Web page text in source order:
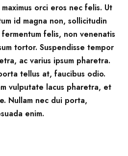
orci eros nec felis. Ut
id magna non, sollicitudin
felis, non venenatis
tortor. Suspendisse tempor
ac varius ipsum pharetra.
tellus at, faucibus odio.
vulputate lacus pharetra, et
Nullam nec dui porta,
enim.